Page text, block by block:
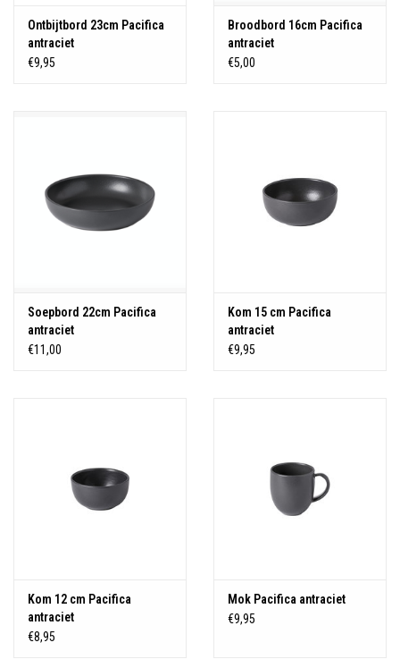
Ontbijtbord 23cm Pacifica
antraciet
€9,95
Broodbord 16cm Pacifica
antraciet
€5,00
Soepbord 22cm Pacifica
antraciet
€11,00
Kom 15 cm Pacifica
antraciet
€9,95
Kom 12 cm Pacifica
antraciet
€8,95
Mok Pacifica antraciet
€9,95